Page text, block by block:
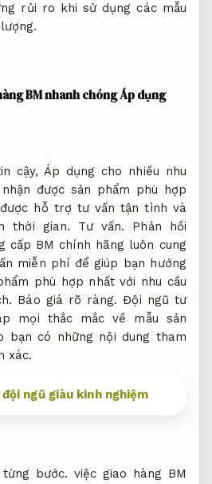
rủi ro khi sử dụng các mẫu
BM nhanh chóngÁp dụng
cậy, Áp dụng cho nhiều nhu
được sản phẩm phù hợp
hỗ trợ tư vấn tận tình và
thời gian. Tư vấn.
Phản hồi
cấp BM chính hãng luôn cung
miễn phí để giúp bạn hướng
phù hợp nhất với nhu cầu
Báo giá rõ ràng. Đội ngũ tư
mọi thắc mắc về mẫu sản
bạn có những nội dung tham
xác.
ngũ giàu kinh nghiệm
bước. việc giao hàng BM